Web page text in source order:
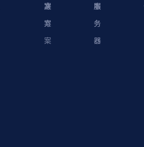
案
方
案
决
方
案
本
服
务
器
服
务
器